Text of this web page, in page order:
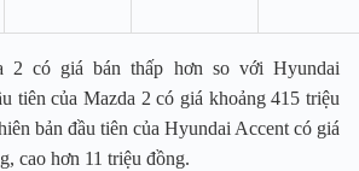
2 có giá bán thấp hơn so với Hyundai
tiên của Mazda 2 có giá khoảng 415 triệu
bản đầu tiên của Hyundai Accent có giá
cao hơn 11 triệu đồng.